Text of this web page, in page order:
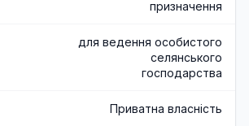
призначення
для ведення особистого
селянського
господарства
Приватна власність